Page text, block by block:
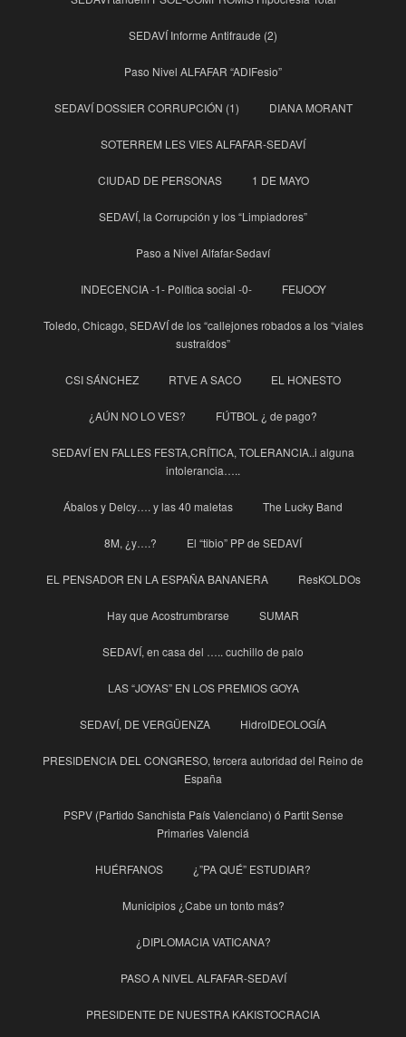
SEDAVÍ Informe Antifraude (2)
Paso Nivel ALFAFAR “ADIFesio”
SEDAVÍ DOSSIER CORRUPCIÓN (1) DIANA MORANT
SOTERREM LES VIES ALFAFAR-SEDAVÍ
CIUDAD DE PERSONAS 1 DE MAYO
SEDAVÍ, la Corrupción y los “Limpiadores”
Paso a Nivel Alfafar-Sedaví
INDECENCIA -1- Política social -0- FEIJOOY
Toledo, Chicago, SEDAVÍ de los “callejones robados a los “viales
sustraídos”
CSI SÁNCHEZ RTVE A SACO EL HONESTO
¿AÚN NO LO VES? FÚTBOL ¿ de pago?
SEDAVÍ EN FALLES FESTA,CRÍTICA, TOLERANCIA..i alguna
intolerancia…..
Ábalos y Delcy…. y las 40 maletas The Lucky Band
8M, ¿y….? El “tibio” PP de SEDAVÍ
EL PENSADOR EN LA ESPAÑA BANANERA ResKOLDOs
Hay que Acostrumbrarse SUMAR
SEDAVÍ, en casa del ….. cuchillo de palo
LAS “JOYAS” EN LOS PREMIOS GOYA
SEDAVÍ, DE VERGÜENZA HidroIDEOLOGÍA
PRESIDENCIA DEL CONGRESO, tercera autoridad del Reino de
España
PSPV (Partido Sanchista País Valenciano) ó Partit Sense
Primaries Valenciá
HUÉRFANOS ¿”PA QUÉ” ESTUDIAR?
Municipios ¿Cabe un tonto más?
¿DIPLOMACIA VATICANA?
PASO A NIVEL ALFAFAR-SEDAVÍ
PRESIDENTE DE NUESTRA KAKISTOCRACIA